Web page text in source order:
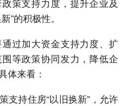
策支持力度，提升企业及
”的积极性。
过加大资金支持力度、扩
等政策协同发力，降低企
体来看：
支持住房“以旧换新”，允许